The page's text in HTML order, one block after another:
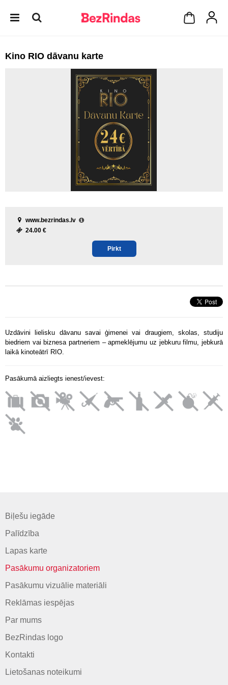
Kino RIO dāvanu karte
www.bezrindas.lv
24.00 €
Pirkt
Uzdāvini lielisku dāvanu savai ģimenei vai draugiem, skolas, studiju
biedriem vai biznesa partneriem – apmeklējumu uz jebkuru filmu, jebkurā
laikā kinoteātrī RIO.
Pasākumā aizliegts ienest/ievest:
Biļešu iegāde
Palīdzība
Lapas karte
Pasākumu organizatoriem
Pasākumu vizuālie materiāli
Reklāmas iespējas
Par mums
BezRindas logo
Kontakti
Lietošanas noteikumi